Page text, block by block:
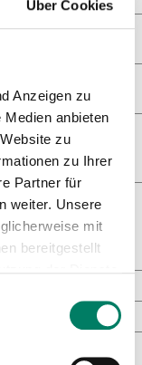
Über Cookies
Anzeigen zu
anbieten
zu
zu Ihrer
Partner für
weiter. Unsere
mit
bereitgestellt
3,50 Euro
0 Euro
0 Euro
42,11 Euro